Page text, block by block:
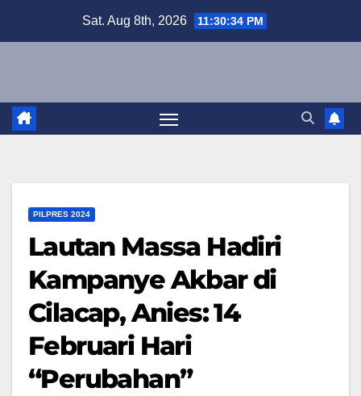
Sat. Aug 8th, 2026 11:30:35 PM
PILPRES 2024
Lautan Massa Hadiri
Kampanye Akbar di
Cilacap, Anies: 14
Februari Hari
“Perubahan”